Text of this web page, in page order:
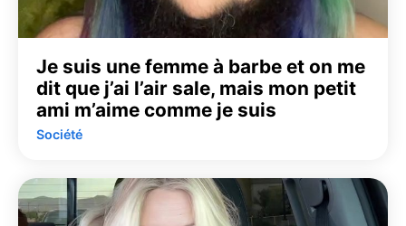
Je suis une femme à barbe et on me
dit que j’ai l’air sale, mais mon petit
ami m’aime comme je suis
Société